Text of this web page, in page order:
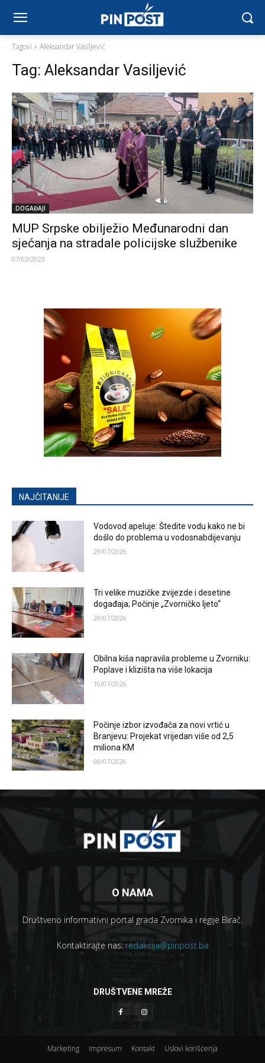
Tagovi Aleksandar Vasiljević
Tag: Aleksandar Vasiljević
DOGAĐAJI
MUP Srpske obilježio Međunarodni dan
sjećanja na stradale policijske službenike
07/03/2023
NAJČITANIJE
Vodovod apeluje: Štedite vodu kako ne bi
došlo do problema u vodosnabdijevanju
29/07/2026
Tri velike muzičke zvijezde i desetine
događaja; Počinje „Zvorničko ljeto“
28/07/2026
Obilna kiša napravila probleme u Zvorniku:
Poplave i klizišta na više lokacija
16/07/2026
Počinje izbor izvođača za novi vrtić u
Branjevu: Projekat vrijedan više od 2,5
miliona KM
08/07/2026
O NAMA
Društveno informativni portal grada Zvornika i regije Birač.
Kontaktirajte nas: redakcija@pinpost.ba
DRUŠTVENE MREŽE
Marketing Impresum Kontakt Uslovi korišćenja